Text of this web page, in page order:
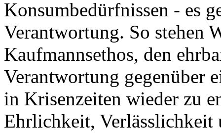
Konsumbedürfnissen - es
Verantwortung. So stehen
Kaufmannsethos, den
Verantwortung gegenüber
in Krisenzeiten wieder zu
Ehrlichkeit,